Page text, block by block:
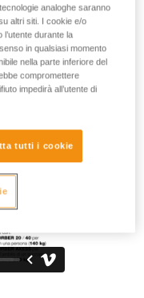
si blocca
esigenze, scegliere
20 o 40 per poter
distanza dalla
analoghe saranno
altri siti. I cookie e/o
durante la
in qualsiasi momento
nella parte inferiore del
compromettere
impedirà all’utente di
tutti i cookie